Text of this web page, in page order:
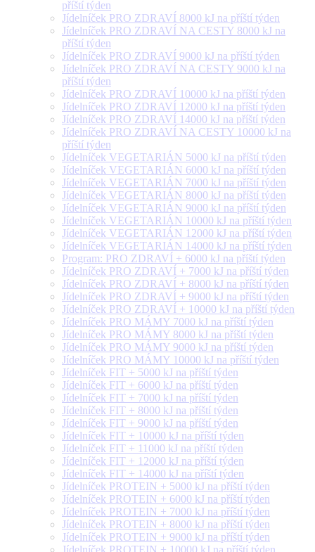
příští týden
Jídelníček PRO ZDRAVÍ 8000 kJ na příští týden
Jídelníček PRO ZDRAVÍ NA CESTY 8000 kJ na
příští týden
Jídelníček PRO ZDRAVÍ 9000 kJ na příští týden
Jídelníček PRO ZDRAVÍ NA CESTY 9000 kJ na
příští týden
Jídelníček PRO ZDRAVÍ 10000 kJ na příští týden
Jídelníček PRO ZDRAVÍ 12000 kJ na příští týden
Jídelníček PRO ZDRAVÍ 14000 kJ na příští týden
Jídelníček PRO ZDRAVÍ NA CESTY 10000 kJ na
příští týden
Jídelníček VEGETARIÁN 5000 kJ na příští týden
Jídelníček VEGETARIÁN 6000 kJ na příští týden
Jídelníček VEGETARIÁN 7000 kJ na příští týden
Jídelníček VEGETARIÁN 8000 kJ na příští týden
Jídelníček VEGETARIÁN 9000 kJ na příští týden
Jídelníček VEGETARIÁN 10000 kJ na příští týden
Jídelníček VEGETARIÁN 12000 kJ na příští týden
Jídelníček VEGETARIÁN 14000 kJ na příští týden
Program: PRO ZDRAVÍ + 6000 kJ na příští týden
Jídelníček PRO ZDRAVÍ + 7000 kJ na příští týden
Jídelníček PRO ZDRAVÍ + 8000 kJ na příští týden
Jídelníček PRO ZDRAVÍ + 9000 kJ na příští týden
Jídelníček PRO ZDRAVÍ + 10000 kJ na příští týden
Jídelníček PRO MÁMY 7000 kJ na příští týden
Jídelníček PRO MÁMY 8000 kJ na příští týden
Jídelníček PRO MÁMY 9000 kJ na příští týden
Jídelníček PRO MÁMY 10000 kJ na příští týden
Jídelníček FIT + 5000 kJ na příští týden
Jídelníček FIT + 6000 kJ na příští týden
Jídelníček FIT + 7000 kJ na příští týden
Jídelníček FIT + 8000 kJ na příští týden
Jídelníček FIT + 9000 kJ na příští týden
Jídelníček FIT + 10000 kJ na příští týden
Jídelníček FIT + 11000 kJ na příští týden
Jídelníček FIT + 12000 kJ na příští týden
Jídelníček FIT + 14000 kJ na příští týden
Jídelníček PROTEIN + 5000 kJ na příští týden
Jídelníček PROTEIN + 6000 kJ na příští týden
Jídelníček PROTEIN + 7000 kJ na příští týden
Jídelníček PROTEIN + 8000 kJ na příští týden
Jídelníček PROTEIN + 9000 kJ na příští týden
Jídelníček PROTEIN + 10000 kJ na příští týden